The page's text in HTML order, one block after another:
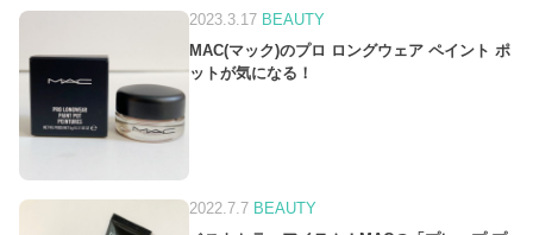
2023.3.17 BEAUTY
MAC(マック)のプロ ロングウェア ペイント ポ
ットが気になる！
2022.7.7 BEAUTY